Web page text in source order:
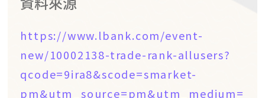
https://www.lbank.com/event-
new/10002138-trade-rank-allusers?
qcode=9ira8&scode=smarket-
pm&utm_source=pm&utm_medium=